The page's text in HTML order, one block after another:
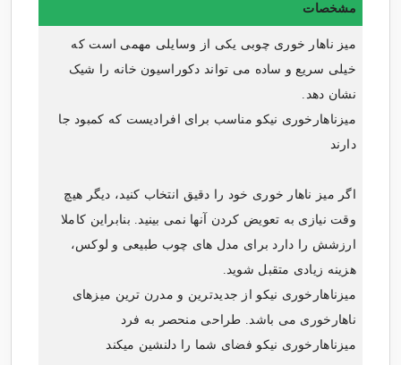
مشخصات
میز ناهار خوری چوبییکی از وسایلی مهمی است که
خیلی سریع و ساده می تواند دکوراسیون خانه را شیک
نشان دهد.
میزناهارخوری نیکو مناسب برای افرادیست که کمبود جا
دارند
اگر میز ناهار خوری خود را دقیق انتخاب کنید، دیگر هیچ
وقت نیازی به تعویض کردن آنها نمی بینید. بنابراین کاملا
ارزشش را دارد برای مدل های چوب طبیعی و لوکس،
هزینه زیادی متقبل شوید.
میزناهارخوری نیکو از جدیدترین ومدرن ترین میزهای
ناهارخوریمی باشد. طراحی منحصر به فرد
میزناهارخوری نیکو فضای شما را دلنشین میکند